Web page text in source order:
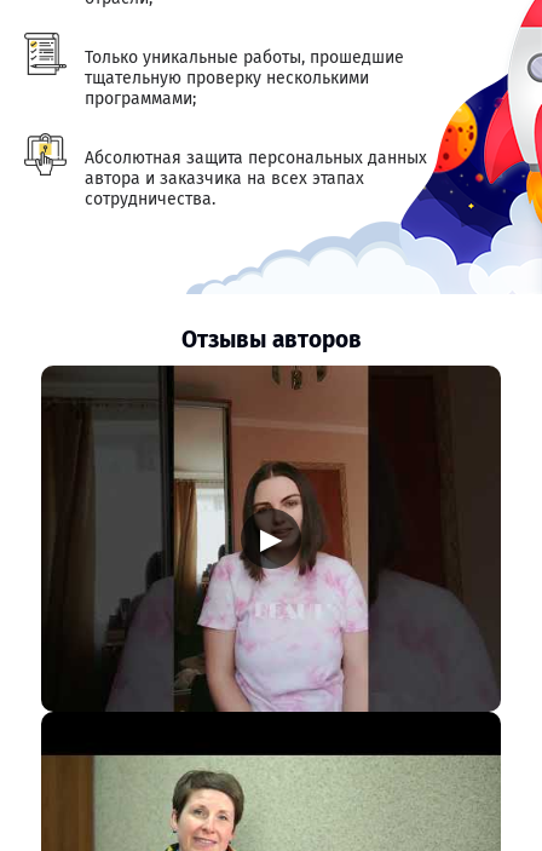
Только уникальные работы, прошедшие
тщательную проверку несколькими
программами;
Абсолютная защита персональных данных
автора и заказчика на всех этапах
сотрудничества.
Отзывы авторов
▶